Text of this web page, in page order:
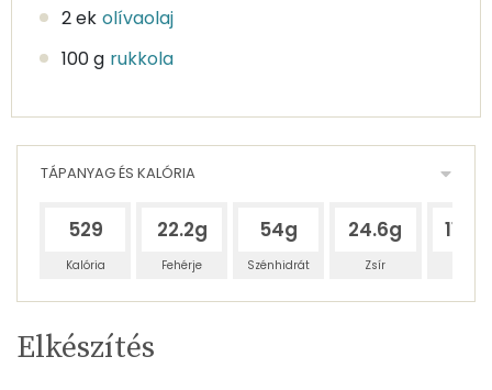
2 ek olívaolaj
100 g rukkola
TÁPANYAG ÉS KALÓRIA
529
Kalória
22.2g
Fehérje
54g
Szénhidrát
24.6g
Zsír
Egy
adagban
TÁPANYAGTARTALOM
Elkészítés